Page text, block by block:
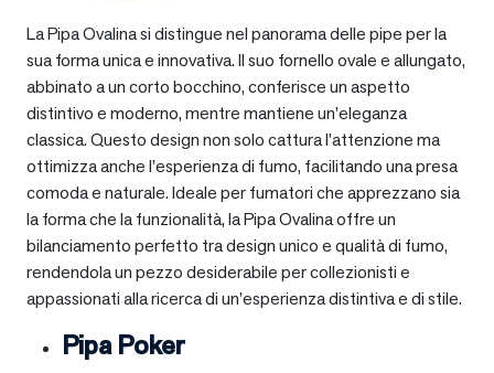
La Pipa Ovalina si distingue nel panorama delle pipe per la
sua forma unica e innovativa. Il suo fornello ovale e allungato,
abbinato a un corto bocchino, conferisce un aspetto
distintivo e moderno, mentre mantiene un’eleganza
classica. Questo design non solo cattura l’attenzione ma
ottimizza anche l’esperienza di fumo, facilitando una presa
comoda e naturale. Ideale per fumatori che apprezzano sia
la forma che la funzionalità, la Pipa Ovalina offre un
bilanciamento perfetto tra design unico e qualità di fumo,
rendendola un pezzo desiderabile per collezionisti e
appassionati alla ricerca di un’esperienza distintiva e di stile.
Pipa Poker